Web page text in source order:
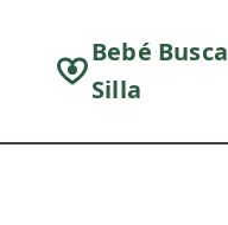
Bebé Busca
Silla